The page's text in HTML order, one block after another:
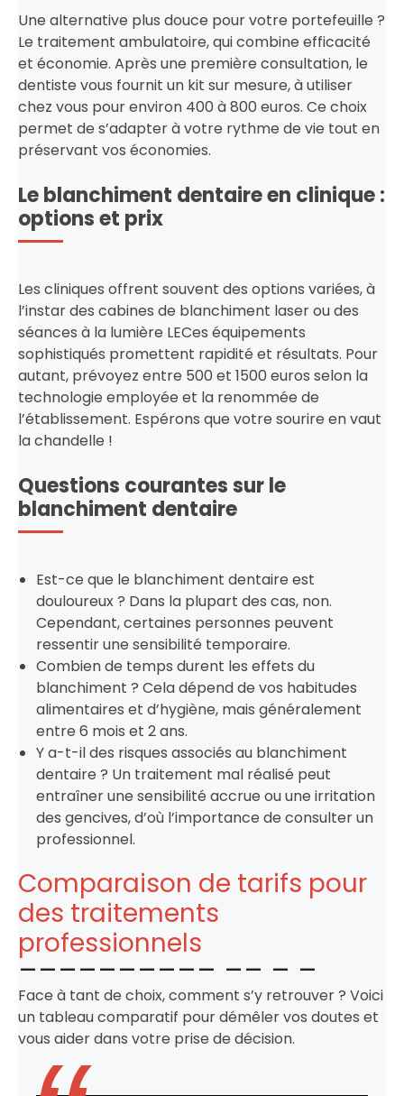
Une alternative plus douce pour votre portefeuille ?
Le traitement ambulatoire, qui combine efficacité
et économie. Après une première consultation, le
dentiste vous fournit un kit sur mesure, à utiliser
chez vous pour environ 400 à 800 euros. Ce choix
permet de s’adapter à votre rythme de vie tout en
préservant vos économies.
Le blanchiment dentaire en clinique :
options et prix
Les cliniques offrent souvent des options variées, à
l’instar des cabines de blanchiment laser ou des
séances à la lumière LECes équipements
sophistiqués promettent rapidité et résultats. Pour
autant, prévoyez entre 500 et 1500 euros selon la
technologie employée et la renommée de
l’établissement. Espérons que votre sourire en vaut
la chandelle !
Questions courantes sur le
blanchiment dentaire
Est-ce que le blanchiment dentaire est
douloureux ? Dans la plupart des cas, non.
Cependant, certaines personnes peuvent
ressentir une sensibilité temporaire.
Combien de temps durent les effets du
blanchiment ? Cela dépend de vos habitudes
alimentaires et d’hygiène, mais généralement
entre 6 mois et 2 ans.
Y a-t-il des risques associés au blanchiment
dentaire ? Un traitement mal réalisé peut
entraîner une sensibilité accrue ou une irritation
des gencives, d’où l’importance de consulter un
professionnel.
Comparaison de tarifs pour
des traitements
professionnels
Face à tant de choix, comment s’y retrouver ? Voici
un tableau comparatif pour démêler vos doutes et
vous aider dans votre prise de décision.